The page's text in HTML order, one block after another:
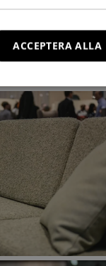
ACCEPTERA ALLA